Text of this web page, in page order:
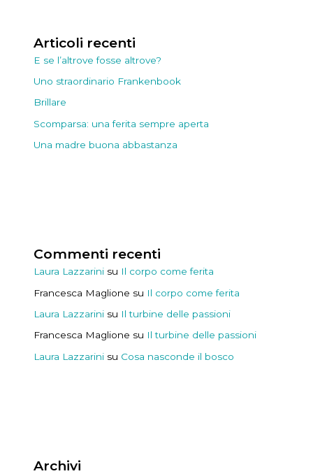
Articoli recenti
E se l’altrove fosse altrove?
Uno straordinario Frankenbook
Brillare
Scomparsa: una ferita sempre aperta
Una madre buona abbastanza
Commenti recenti
Laura Lazzarini su Il corpo come ferita
Francesca Maglione su Il corpo come ferita
Laura Lazzarini su Il turbine delle passioni
Francesca Maglione su Il turbine delle passioni
Laura Lazzarini su Cosa nasconde il bosco
Archivi